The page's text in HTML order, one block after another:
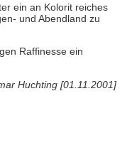
ein an Kolorit reiches
und Abendland zu
Raffinesse ein
Huchting [01.11.2001]